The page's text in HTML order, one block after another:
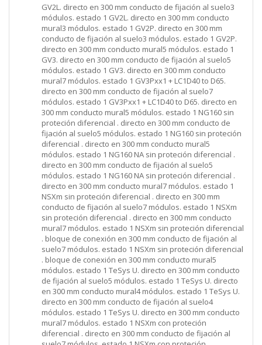
GV2L. directo en 300 mm conducto de fijación al suelo3
módulos. estado 1 GV2L. directo en 300 mm conducto
mural3 módulos. estado 1 GV2P. directo en 300 mm
conducto de fijación al suelo3 módulos. estado 1 GV2P.
directo en 300 mm conducto mural5 módulos. estado 1
GV3. directo en 300 mm conducto de fijación al suelo5
módulos. estado 1 GV3. directo en 300 mm conducto
mural7 módulos. estado 1 GV3Pxx1 + LC1D40 to D65.
directo en 300 mm conducto de fijación al suelo7
módulos. estado 1 GV3Pxx1 + LC1D40 to D65. directo en
300 mm conducto mural5 módulos. estado 1 NG160 sin
proteción diferencial . directo en 300 mm conducto de
fijación al suelo5 módulos. estado 1 NG160 sin proteción
diferencial . directo en 300 mm conducto mural5
módulos. estado 1 NG160 NA sin proteción diferencial .
directo en 300 mm conducto de fijación al suelo5
módulos. estado 1 NG160 NA sin proteción diferencial .
directo en 300 mm conducto mural7 módulos. estado 1
NSXm sin proteción diferencial . directo en 300 mm
conducto de fijación al suelo7 módulos. estado 1 NSXm
sin proteción diferencial . directo en 300 mm conducto
mural7 módulos. estado 1 NSXm sin proteción diferencial
. bloque de conexión en 300 mm conducto de fijación al
suelo7 módulos. estado 1 NSXm sin proteción diferencial
. bloque de conexión en 300 mm conducto mural5
módulos. estado 1 TeSys U. directo en 300 mm conducto
de fijación al suelo5 módulos. estado 1 TeSys U. directo
en 300 mm conducto mural4 módulos. estado 1 TeSys U.
directo en 300 mm conducto de fijación al suelo4
módulos. estado 1 TeSys U. directo en 300 mm conducto
mural7 módulos. estado 1 NSXm con proteción
diferencial . directo en 300 mm conducto de fijación al